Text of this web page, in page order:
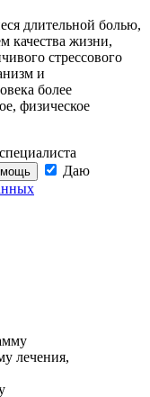
длительной болью,
качества жизни,
стрессового
и
более
физическое
Даю
лечения,